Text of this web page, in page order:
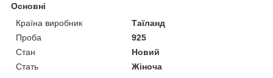
Основні
Країна виробник
Таїланд
Проба
925
Стан
Новий
Стать
Жіноча